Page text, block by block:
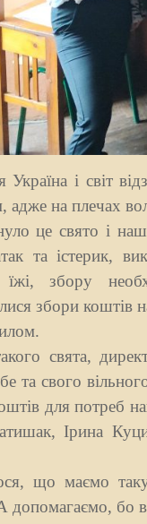
і світ
адже на плечах
це свято і наш
та істерик,
їжі, збору
збори коштів
свята,
та свого
для потреб
Ірина
що маємо таку
допомагаємо, бо